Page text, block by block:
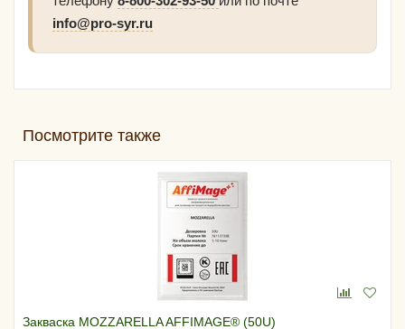
info@pro-syr.ru
Посмотрите также
Закваска MOZZARELLA AFFIMAGE® (50U)